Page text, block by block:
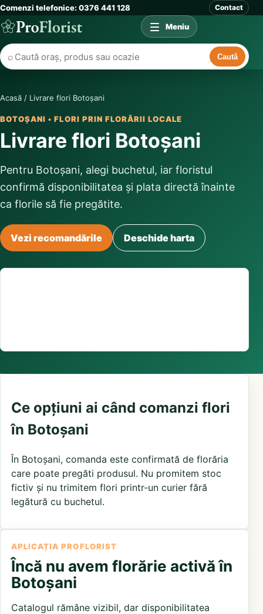
Comenzi telefonice: 0376 441 128 Contact
⌕ Caută
Meniu
Acasă / Livrare flori Botoșani
BOTOȘANI • FLORI PRIN FLORĂRII LOCALE
Livrare flori Botoșani
Pentru Botoșani, alegi buchetul, iar floristul
confirmă disponibilitatea și plata directă înainte
ca florile să fie pregătite.
Vezi recomandările Deschide harta
Ce opțiuni ai când comanzi flori
în Botoșani
În Botoșani, comanda este confirmată de florăria
care poate pregăti produsul. Nu promitem stoc
fictiv și nu trimitem flori printr-un curier fără
legătură cu buchetul.
APLICAȚIA PROFLORIST
Încă nu avem florărie activă în
Botoșani
Catalogul rămâne vizibil, dar disponibilitatea